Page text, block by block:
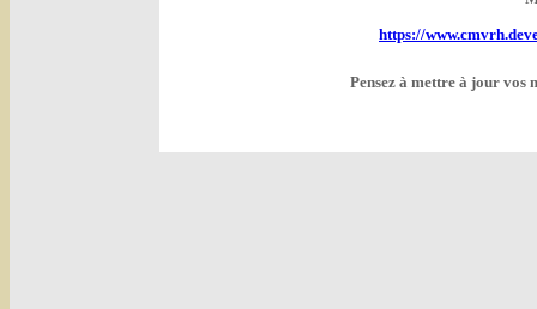
https://
Pensez à mettre à jour vos